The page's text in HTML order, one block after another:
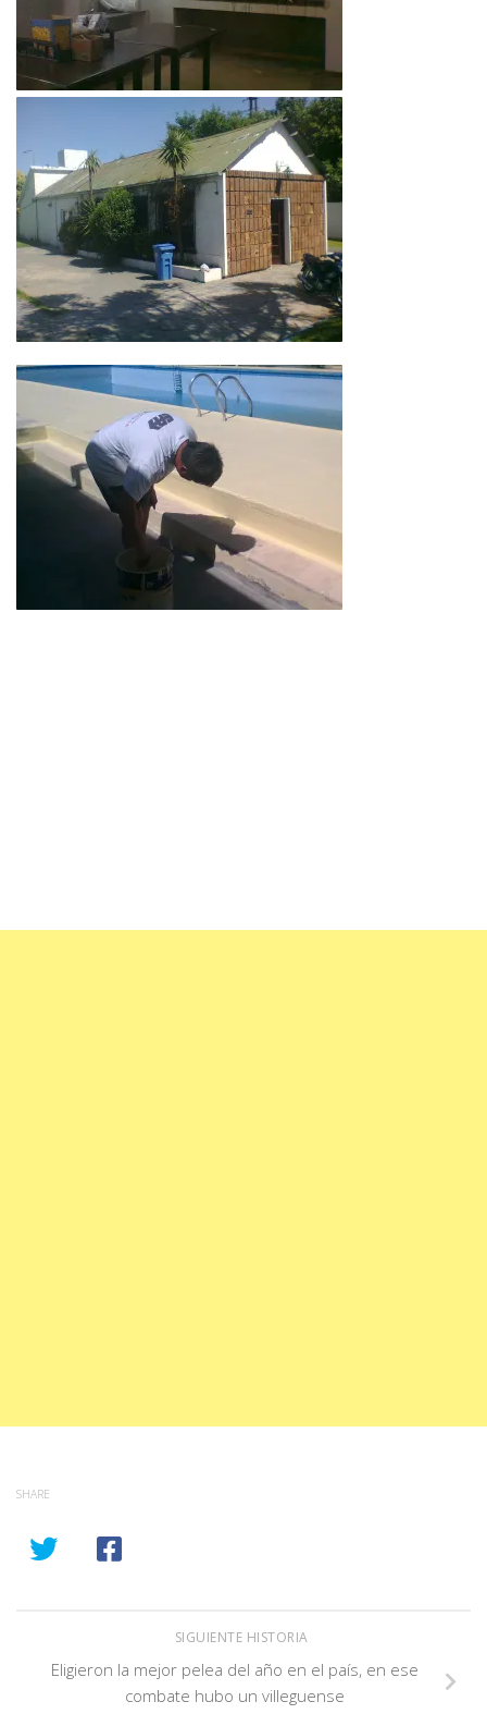
SHARE
SIGUIENTE HISTORIA
Eligieron la mejor pelea del año en el país, en ese
combate hubo un villeguense